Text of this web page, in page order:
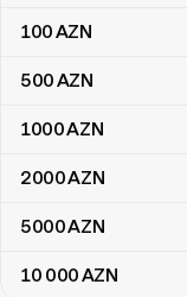
100AZN
500AZN
1000AZN
2000AZN
5000AZN
10 000AZN